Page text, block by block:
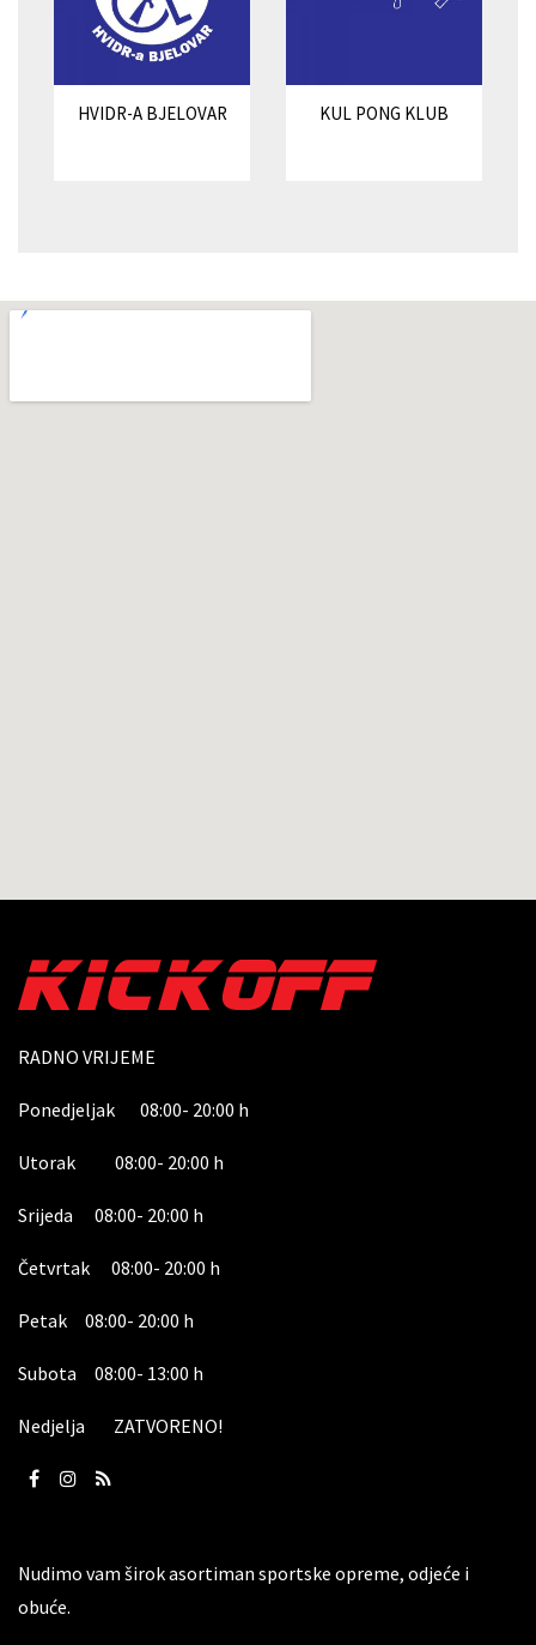
HVIDR-A BJELOVAR KUL PONG KLUB
RADNO VRIJEME
Ponedjeljak 08:00- 20:00 h
Utorak 08:00- 20:00 h
Srijeda 08:00- 20:00 h
Četvrtak 08:00- 20:00 h
Petak 08:00- 20:00 h
Subota 08:00- 13:00 h
Nedjelja ZATVORENO!
Nudimo vam širok asortiman sportske opreme, odjeće i
obuće.